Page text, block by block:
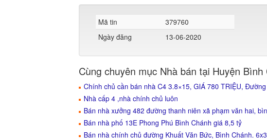
Mã tin
379760
Ngày đăng
13-06-2020
Cùng chuyên mục Nhà bán tại Huyện Bình
Chính chủ cần bán nhà C4 3.8×15, GIÁ 780 TRIỆU,
Nhà cấp 4 ,nhà chính chủ luôn
Bán nhà xưởng 482 đường thanh niên xã phạm văn hai,
Bán nhà phố 13E Phong Phú Bình Chánh giá 8,5 tỷ
Bán nhà chính chủ đường Khuất Văn Bức, Bình Chánh.